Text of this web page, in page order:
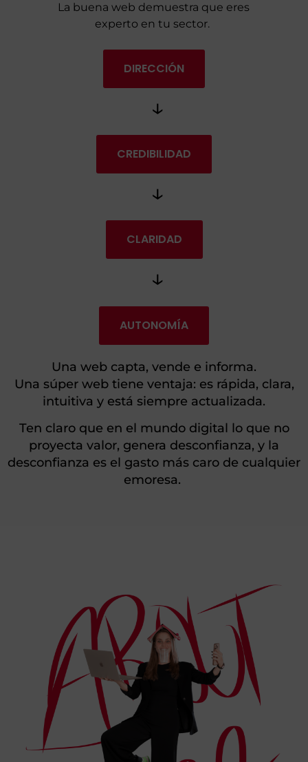
La buena web demuestra que eres
experto en tu sector.
DIRECCIÓN
↓
CREDIBILIDAD
↓
CLARIDAD
↓
AUTONOMÍA
Una web capta, vende e informa.
Una súper web tiene ventaja: es rápida, clara,
intuitiva y está siempre actualizada.
Ten claro que en el mundo digital lo que no
proyecta valor, genera desconfianza, y la
desconfianza es el gasto más caro de cualquier
emoresa.